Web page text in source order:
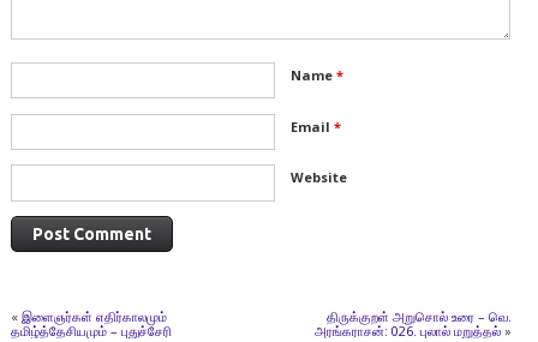
Name *
Email *
Website
« இளைஞர்கள் எதிர்காலமும்
தமிழ்த்தேசியமும் – புதுச்சேரி
திருக்குறள் அறுசொல் உரை – வெ.
அரங்கராசன்: 026. புலால் மறுத்தல் »